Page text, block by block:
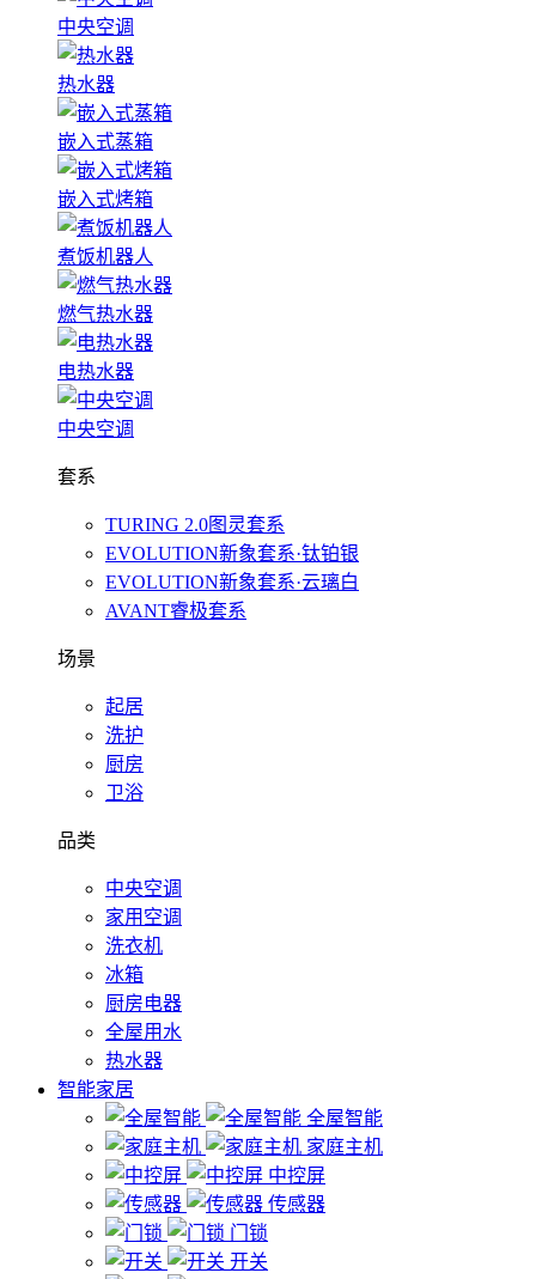
中央空调
热水器
嵌入式蒸箱
嵌入式烤箱
煮饭机器人
燃气热水器
电热水器
中央空调
套系
TURING 2.0图灵套系
EVOLUTION新象套系·钛铂银
EVOLUTION新象套系·云璃白
AVANT睿极套系
场景
起居
洗护
厨房
卫浴
品类
中央空调
家用空调
洗衣机
冰箱
厨房电器
全屋用水
热水器
智能家居
全屋智能
家庭主机
中控屏
传感器
门锁
开关